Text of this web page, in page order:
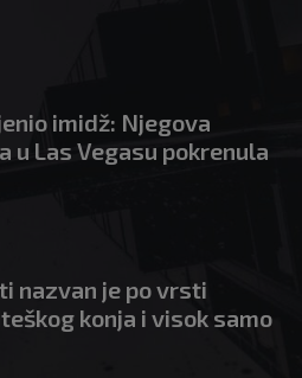
imidž: Njegova
Las Vegasu pokrenula
nazvan je po vrsti
konja i visok samo